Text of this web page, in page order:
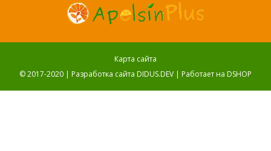
Карта сайта
© 2017-2020 | Разработка сайта DIDUS.DEV | Работает на DSHOP